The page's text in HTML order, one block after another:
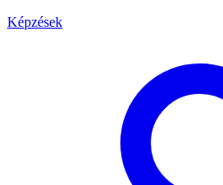
Képzések